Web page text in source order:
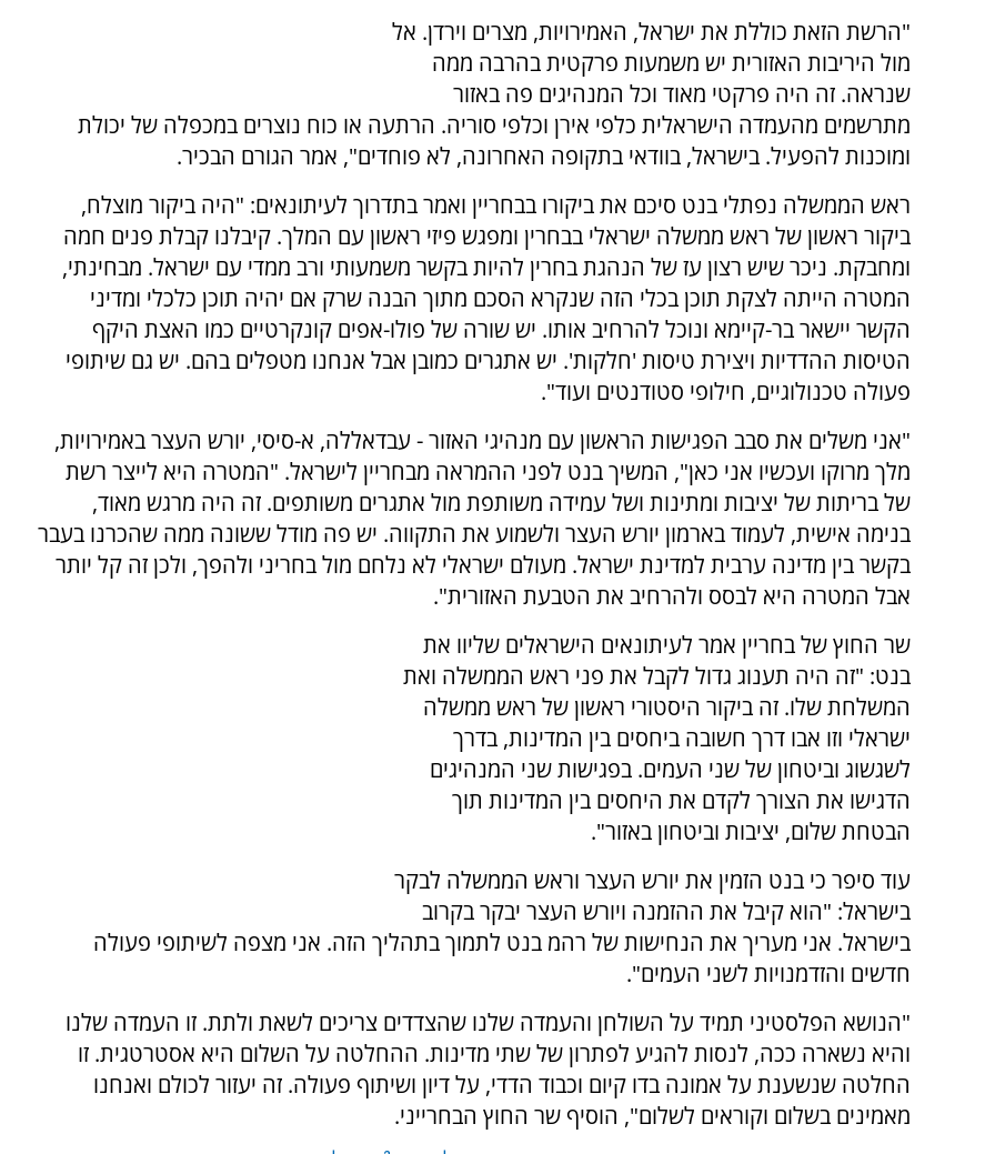
"הרשת הזאת כוללת את ישראל, האמירויות, מצרים וירדן. אל
מול היריבות האזורית יש משמעות פרקטית בהרבה ממה
שנראה. זה היה פרקטי מאוד וכל המנהיגים פה באזור
מתרשמים מהעמדה הישראלית כלפי אירן וכלפי סוריה. הרתעה או כוח נוצרים במכפלה של יכולת
ומוכנות להפעיל. בישראל, בוודאי בתקופה האחרונה, לא פוחדים", אמר הגורם הבכיר.
ראש הממשלה נפתלי בנט סיכם את ביקורו בבחריין ואמר בתדרוך לעיתונאים: "היה ביקור מוצלח,
ביקור ראשון של ראש ממשלה ישראלי בבחרין ומפגש פיזי ראשון עם המלך. קיבלנו קבלת פנים חמה
ומחבקת. ניכר שיש רצון עז של הנהגת בחרין להיות בקשר משמעותי ורב ממדי עם ישראל. מבחינתי,
המטרה הייתה לצקת תוכן בכלי הזה שנקרא הסכם מתוך הבנה שרק אם יהיה תוכן כלכלי ומדיני
הקשר יישאר בר-קיימא ונוכל להרחיב אותו. יש שורה של פולו-אפים קונקרטיים כמו האצת היקף
הטיסות ההדדיות ויצירת טיסות 'חלקות'. יש אתגרים כמובן אבל אנחנו מטפלים בהם. יש גם שיתופי
פעולה טכנולוגיים, חילופי סטודנטים ועוד".
"אני משלים את סבב הפגישות הראשון עם מנהיגי האזור - עבדאללה, א-סיסי, יורש העצר באמירויות,
מלך מרוקו ועכשיו אני כאן", המשיך בנט לפני ההמראה מבחריין לישראל. "המטרה היא לייצר רשת
של בריתות של יציבות ומתינות ושל עמידה משותפת מול אתגרים משותפים. זה היה מרגש מאוד,
בנימה אישית, לעמוד בארמון יורש העצר ולשמוע את התקווה. יש פה מודל ששונה ממה שהכרנו בעבר
בקשר בין מדינה ערבית למדינת ישראל. מעולם ישראלי לא נלחם מול בחריני ולהפך, ולכן זה קל יותר
אבל המטרה היא לבסס ולהרחיב את הטבעת האזורית".
שר החוץ של בחריין אמר לעיתונאים הישראלים שליוו את
בנט: "זה היה תענוג גדול לקבל את פני ראש הממשלה ואת
המשלחת שלו. זה ביקור היסטורי ראשון של ראש ממשלה
ישראלי וזו אבו דרך חשובה ביחסים בין המדינות, בדרך
לשגשוג וביטחון של שני העמים. בפגישות שני המנהיגים
הדגישו את הצורך לקדם את היחסים בין המדינות תוך
הבטחת שלום, יציבות וביטחון באזור".
עוד סיפר כי בנט הזמין את יורש העצר וראש הממשלה לבקר
בישראל: "הוא קיבל את ההזמנה ויורש העצר יבקר בקרוב
בישראל. אני מעריך את הנחישות של רהמ בנט לתמוך בתהליך הזה. אני מצפה לשיתופי פעולה
חדשים והזדמנויות לשני העמים".
"הנושא הפלסטיני תמיד על השולחן והעמדה שלנו שהצדדים צריכים לשאת ולתת. זו העמדה שלנו
והיא נשארה ככה, לנסות להגיע לפתרון של שתי מדינות. ההחלטה על השלום היא אסטרטגית. זו
החלטה שנשענת על אמונה בדו קיום וכבוד הדדי, על דיון ושיתוף פעולה. זה יעזור לכולם ואנחנו
מאמינים בשלום וקוראים לשלום", הוסיף שר החוץ הבחרייני.